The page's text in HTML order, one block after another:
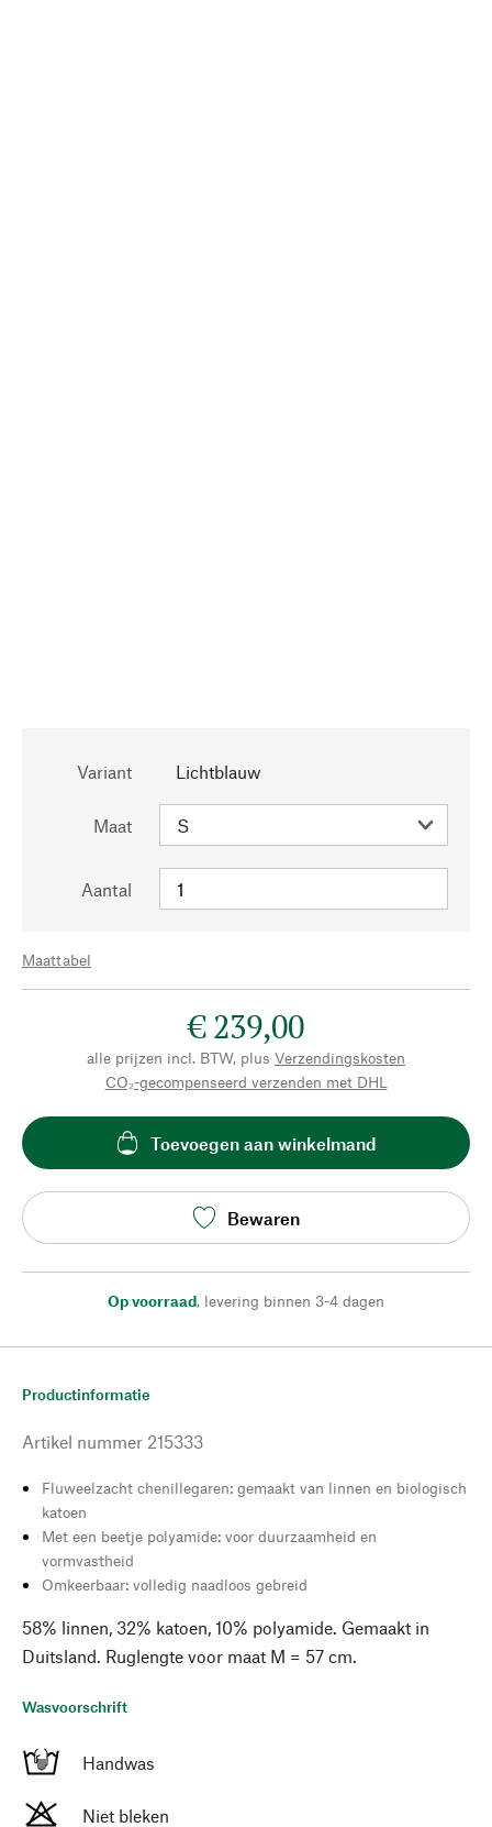
Variant Lichtblauw
Maat
Aantal
Maattabel
€ 239,00
alle prijzen incl. BTW, plus Verzendingskosten
CO₂-gecompenseerd verzenden met DHL
Toevoegen aan winkelmand
Bewaren
Op voorraad, levering binnen 3-4 dagen
Productinformatie
Artikel nummer 215333
Fluweelzacht chenillegaren: gemaakt van linnen en biologisch
katoen
Met een beetje polyamide: voor duurzaamheid en
vormvastheid
Omkeerbaar: volledig naadloos gebreid
58% linnen, 32% katoen, 10% polyamide. Gemaakt in
Duitsland. Ruglengte voor maat M = 57 cm.
Wasvoorschrift
Handwas
Niet bleken